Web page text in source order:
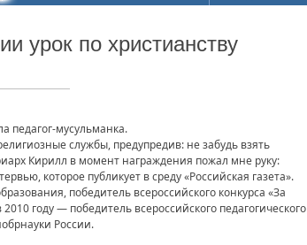
урок по христианству
педагог-мусульманка.
службы, предупредив: не забудь взять
Кирилл в момент награждения пожал мне руку:
которое публикует в среду «Российская газета».
победитель всероссийского конкурса «За
году — победитель всероссийского педагогического
России.